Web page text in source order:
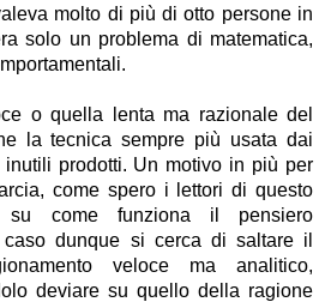
molto di più di otto persone in
solo un problema di matematica,
o quella lenta ma razionale del
la tecnica sempre più usata dai
inutili prodotti. Un motivo in più per
come spero i lettori di questo
su come funziona il pensiero
dunque si cerca di saltare il
veloce ma analitico,
deviare su quello della ragione